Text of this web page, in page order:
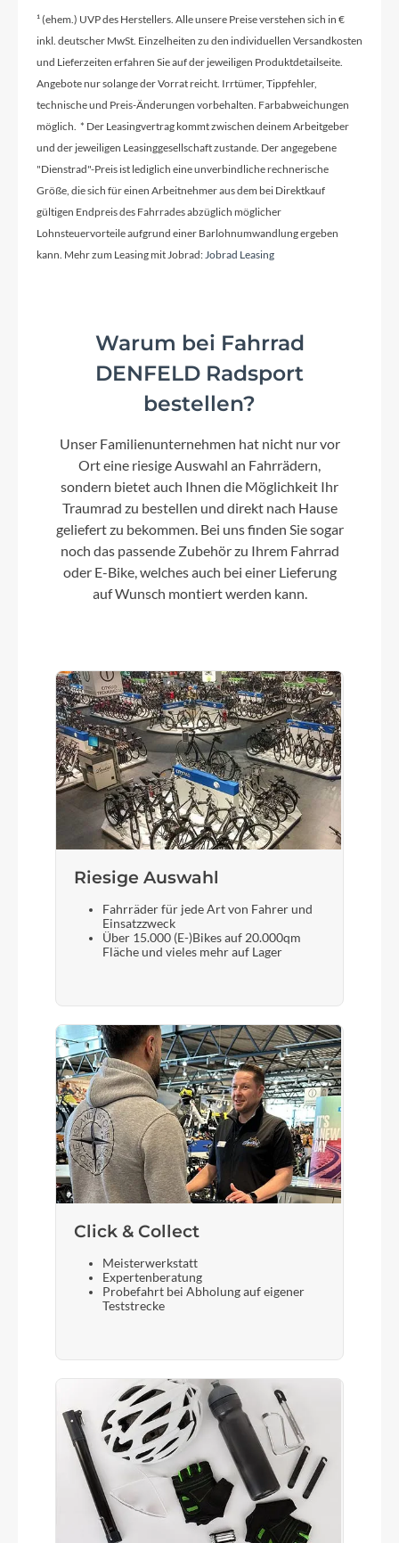
Kassette
Sram XG-1275 Eagle™, 10-52T
Lenker
CUBE Stereo Carbon Cockpit System
Dämpfer
RockShox Deluxe Ultimate, 185x52.5mm,
Rebound Adjust, Lockout
Kette
Sram SX Eagle™
Gewicht
12,6 kg
Schalthebel
Sram GX Eagle AXS™ Controller
Bremshebel
Magura MT5
Steuersatz
ACROS AZF-675, ICR (Integrated Cable Routing),
Top Zero-Stack 1 1/2" (ZS 56mm), Bottom Zero-
Stack 1 1/2" (ZS 56mm), Fiber Inserts for Angle
Sattel
SDG Bel Air V3 Lux Alloy
Gabel
RockShox Pike Ultimate RC2, Tapered,
15x110mm, 140mm
Vorderreifen
Schwalbe Nobby Nic, Super Ground, Addix Soft,
Sattelstütze
Routing, 30.9mm
¹ (ehem.) UVP des Herstellers. Alle unsere Preise verstehen sich in €
inkl. deutscher MwSt. Einzelheiten zu den individuellen Versandkosten
und Lieferzeiten erfahren Sie auf der jeweiligen Produktdetailseite.
Angebote nur solange der Vorrat reicht. Irrtümer, Tippfehler,
technische und Preis-Änderungen vorbehalten. Farbabweichungen
möglich. * Der Leasingvertrag kommt zwischen deinem Arbeitgeber
und der jeweiligen Leasinggesellschaft zustande. Der angegebene
"Dienstrad"-Preis ist lediglich eine unverbindliche rechnerische
Größe, die sich für einen Arbeitnehmer aus dem bei Direktkauf
gültigen Endpreis des Fahrrades abzüglich möglicher
Lohnsteuervorteile aufgrund einer Barlohnumwandlung ergeben
kann. Mehr zum Leasing mit Jobrad:Jobrad Leasing
Warum bei Fahrrad
DENFELD Radsport
bestellen?
Unser Familienunternehmen hat nicht nur vor
Ort eine riesige Auswahl an Fahrrädern,
sondern bietet auch Ihnen die Möglichkeit Ihr
Traumrad zu bestellen und direkt nach Hause
geliefert zu bekommen. Bei uns finden Sie sogar
noch das passende Zubehör zu Ihrem Fahrrad
oder E-Bike, welches auch bei einer Lieferung
auf Wunsch montiert werden kann.
Riesige Auswahl
Fahrräder für jede Art von Fahrer und
Einsatzzweck
Über 15.000 (E-)Bikes auf 20.000qm
Fläche und vieles mehr auf Lager
Click & Collect
Meisterwerkstatt
Expertenberatung
Probefahrt bei Abholung auf eigener
Teststrecke